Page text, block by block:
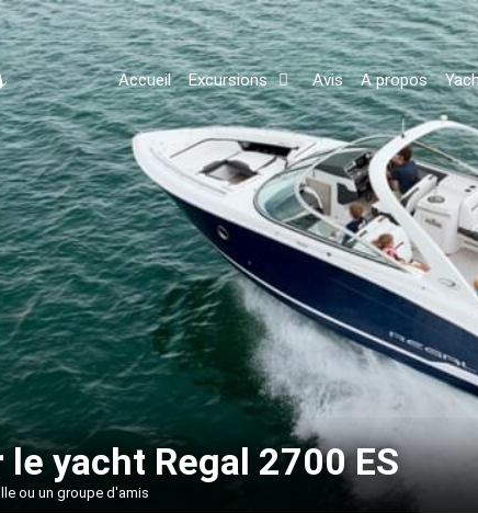
Accueil Excursions Avis A propos
yacht Regal 2700 ES
ou un groupe d'amis